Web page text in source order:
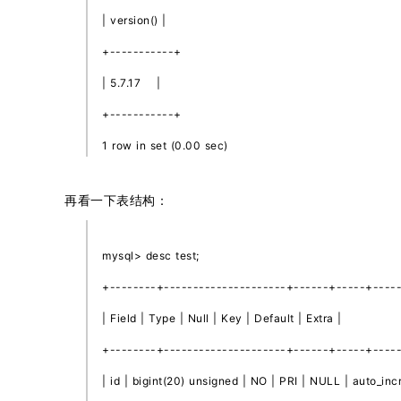
| version() |
+-----------+
| 5.7.17 |
+-----------+
1 row in set (0.00 sec)
再看一下表结构：
mysql> desc test;
+--------+---------------------+------+-----
| Field | Type | Null | Key | Default | Extra |
+--------+---------------------+------+-----
| id | bigint(20) unsigned | NO | PRI | NULL |